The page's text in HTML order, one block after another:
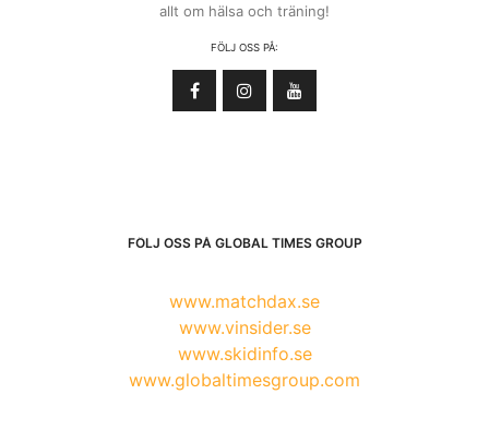
allt om hälsa och träning!
FÖLJ OSS PÅ:
FÖLJ OSS PÅ GLOBAL TIMES GROUP
www.matchdax.se
www.vinsider.se
www.skidinfo.se
www.globaltimesgroup.com